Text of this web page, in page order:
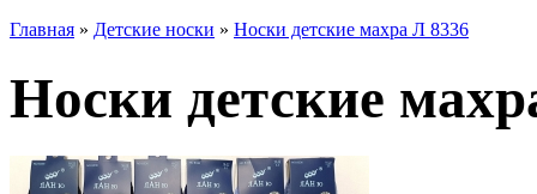
Главная » Детские носки » Носки детские махра Л 8336
Носки детские